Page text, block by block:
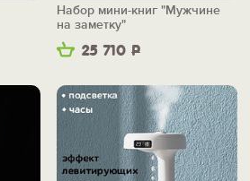
25 710 Р
Набор мини-книг "Мужчине
на заметку"